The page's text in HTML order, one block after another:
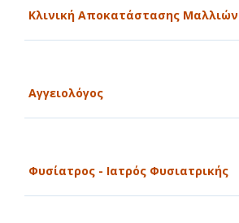
Κλινική Αποκατάστασης Μαλλιών
Αγγειολόγος
Φυσίατρος - Ιατρός Φυσιατρικής